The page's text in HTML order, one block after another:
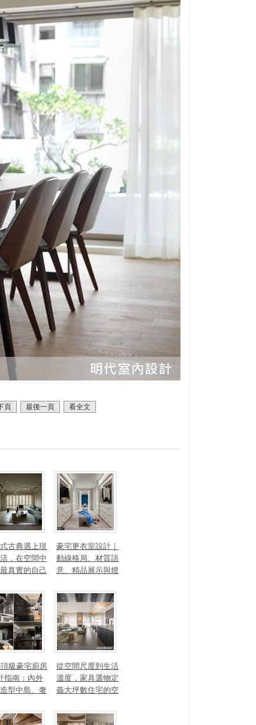
頁 最後一頁 看全文
古典遇上現
，在空間中
真實的自己
豪宅更衣室設計｜
動線格局、材質語
意、精品展示與燈
打造高訂生活儀式
級豪宅廚房
指南：內外
型中島、奢
從空間配角
從空間尺度到生活
溫度，家具選物定
義大坪數住宅的空